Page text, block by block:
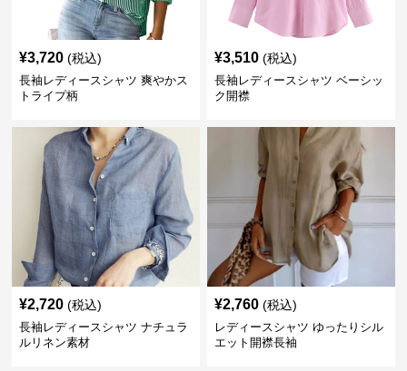
¥3,720 (税込)
長袖レディースシャツ 爽やかス
トライプ柄
¥3,510 (税込)
長袖レディースシャツ ベーシッ
ク開襟
¥2,720 (税込)
長袖レディースシャツ ナチュラ
ルリネン素材
¥2,760 (税込)
レディースシャツ ゆったりシル
エット開襟長袖